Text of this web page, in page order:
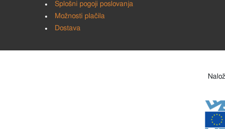
Splošni pogoji poslovanja
Možnosti plačila
Dostava